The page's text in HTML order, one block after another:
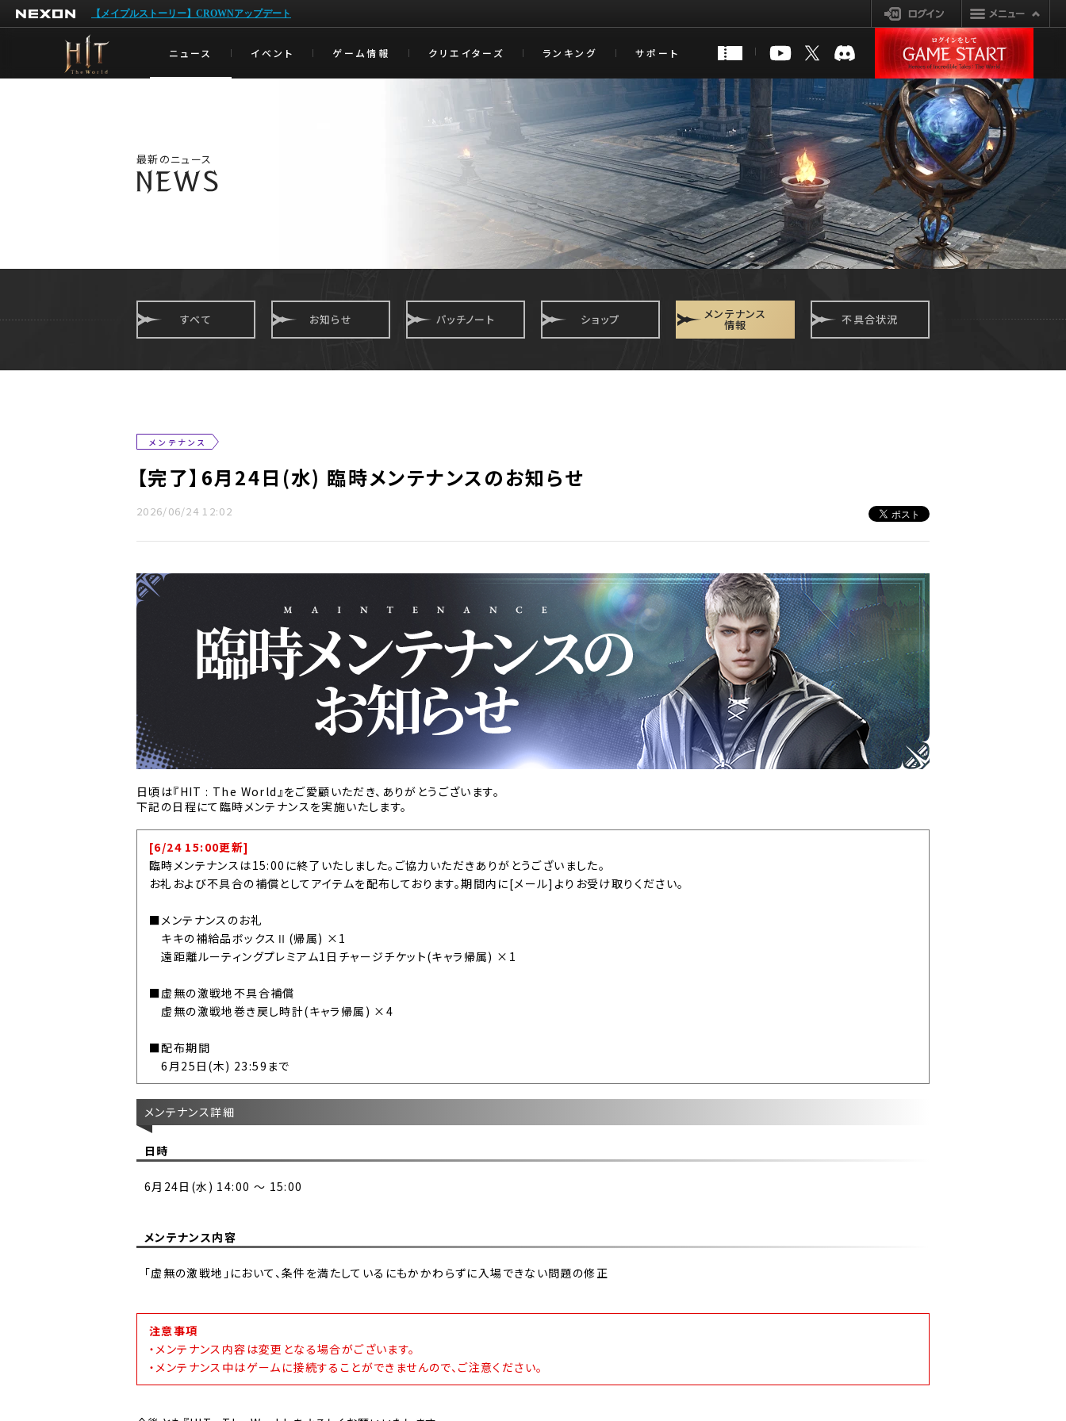
【メイプルストーリー】CROWNアップデート
ニュース イベント ゲーム情報 クリエイターズ ランキング サポート
最新のニュース
すべて お知らせ パッチノート ショップ メンテナンス
情報 不具合状況
メンテナンス
【完了】6月24日(水) 臨時メンテナンスのお知らせ
2026/06/24 12:02
日頃は『HIT : The World』をご愛顧いただき、ありがとうございます。
下記の日程にて臨時メンテナンスを実施いたします。
[6/24 15:00更新]
臨時メンテナンスは15:00に終了いたしました。ご協力いただきありがとうございました。
お礼および不具合の補償としてアイテムを配布しております。期間内に[メール]よりお受け取りください。
■メンテナンスのお礼
キキの補給品ボックスⅡ(帰属) ×1
遠距離ルーティングプレミアム1日チャージチケット(キャラ帰属) ×1
■虚無の激戦地不具合補償
虚無の激戦地巻き戻し時計(キャラ帰属) ×4
■配布期間
6月25日(木) 23:59まで
メンテナンス詳細
日時
6月24日(水) 14:00 ～ 15:00
メンテナンス内容
「虚無の激戦地」において、条件を満たしているにもかかわらずに入場できない問題の修正
注意事項
・メンテナンス内容は変更となる場合がございます。
・メンテナンス中はゲームに接続することができませんので、ご注意ください。